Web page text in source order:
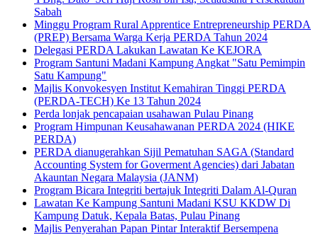
Sabah
Minggu Program Rural Apprentice Entrepreneurship PERDA
(PREP) Bersama Warga Kerja PERDA Tahun 2024
Delegasi PERDA Lakukan Lawatan Ke KEJORA
Program Santuni Madani Kampung Angkat "Satu Pemimpin
Satu Kampung"
Majlis Konvokesyen Institut Kemahiran Tinggi PERDA
(PERDA-TECH) Ke 13 Tahun 2024
Perda lonjak pencapaian usahawan Pulau Pinang
Program Himpunan Keusahawanan PERDA 2024 (HIKE
PERDA)
PERDA dianugerahkan Sijil Pematuhan SAGA (Standard
Accounting System for Goverment Agencies) dari Jabatan
Akauntan Negara Malaysia (JANM)
Program Bicara Integriti bertajuk Integriti Dalam Al-Quran
Lawatan Ke Kampung Santuni Madani KSU KKDW Di
Kampung Datuk, Kepala Batas, Pulau Pinang
Majlis Penyerahan Papan Pintar Interaktif Bersempena